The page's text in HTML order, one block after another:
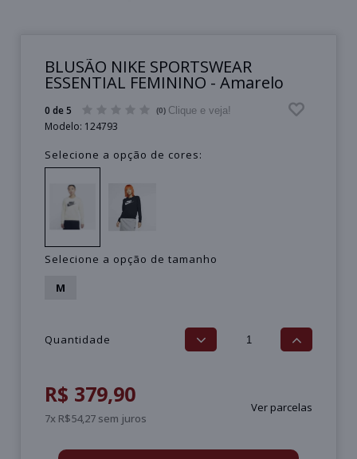
BLUSÃO NIKE SPORTSWEAR
ESSENTIAL FEMININO - Amarelo
0 de 5 (0) Clique e veja!
Modelo: 124793
Selecione a opção de cores:
Selecione a opção de tamanho
M
Quantidade
Ver parcelas
R$ 379,90
7x R$54,27 sem juros